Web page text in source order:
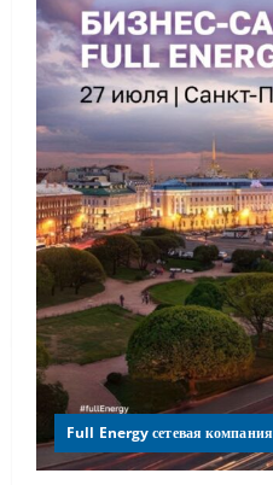
Full Energy сетевая компания